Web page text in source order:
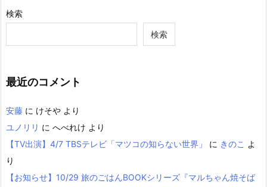
検索
検索
最近のコメント
安藤 に けそや より
ユノリリ に へべれけ より
【TV出演】4/7 TBSテレビ「マツコの知らない世界」
に きのこ よ
り
【お知らせ】10/29 旅のごはんBOOKシリーズ『マルちゃん焼そば